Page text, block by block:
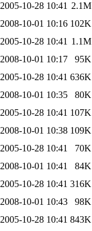
2005-10-28 10:41 2.1M
2008-10-01 10:16 102K
2005-10-28 10:41 1.1M
2008-10-01 10:17
95K
2005-10-28 10:41 636K
2008-10-01 10:35
80K
2005-10-28 10:41 107K
2008-10-01 10:38 109K
2005-10-28 10:41
70K
2008-10-01 10:41
84K
2005-10-28 10:41 316K
2008-10-01 10:43
98K
2005-10-28 10:41 843K